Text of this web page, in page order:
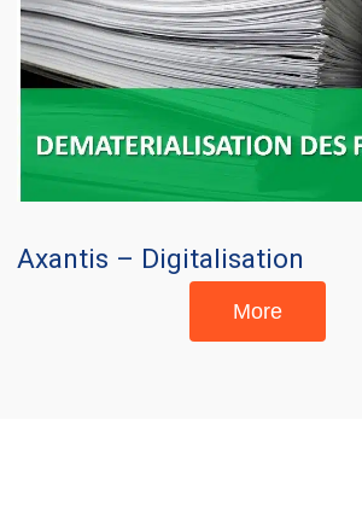
Axantis – Digitalisation
More